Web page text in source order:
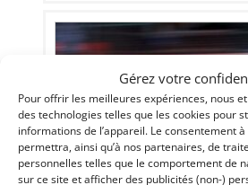
Gérez votre
Pour offrir les meilleures expériences, nous
des technologies telles que les cookies pour
informations de l’appareil. Le consentement
permettra, ainsi qu’à nos partenaires, de
personnelles telles que le comportement de
sur ce site et afficher des publicités (non-)